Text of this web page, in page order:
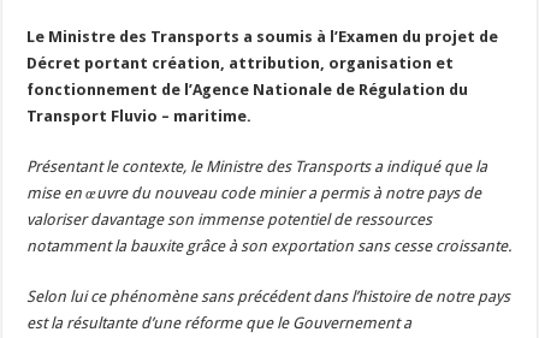
Le Ministre des Transports a soumis à l’Examen du projet de
Décret portant création, attribution, organisation et
fonctionnement de l’Agence Nationale de Régulation du
Transport Fluvio – maritime.
Présentant le contexte, le Ministre des Transports a indiqué que la
mise en œuvre du nouveau code minier a permis à notre pays de
valoriser davantage son immense potentiel de ressources
notamment la bauxite grâce à son exportation sans cesse croissante.
Selon lui ce phénomène sans précédent dans l’histoire de notre pays
est la résultante d’une réforme que le Gouvernement a